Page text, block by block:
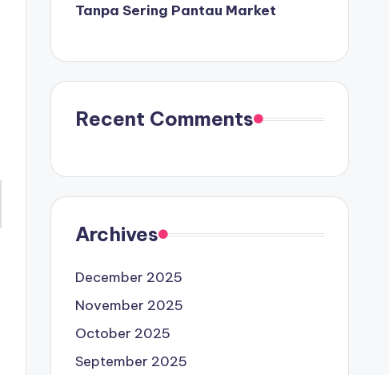
Tanpa Sering Pantau Market
Recent Comments
Archives
December 2025
November 2025
October 2025
September 2025